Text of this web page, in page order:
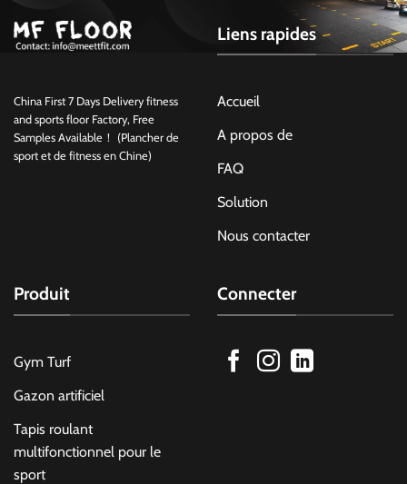
China First 7 Days Delivery fitness
and sports floor Factory, Free
Samples Available！ (Plancher de
sport et de fitness en Chine)
Liens rapides
Accueil
A propos de
FAQ
Solution
Nous contacter
Produit
Gym Turf
Gazon artificiel
Tapis roulant
multifonctionnel pour le
sport
Connecter